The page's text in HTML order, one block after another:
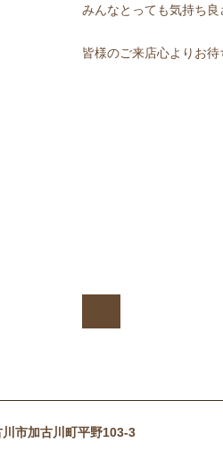
みんなとっても気持ち
皆様のご来店心よりお
市加古川町平野103-3